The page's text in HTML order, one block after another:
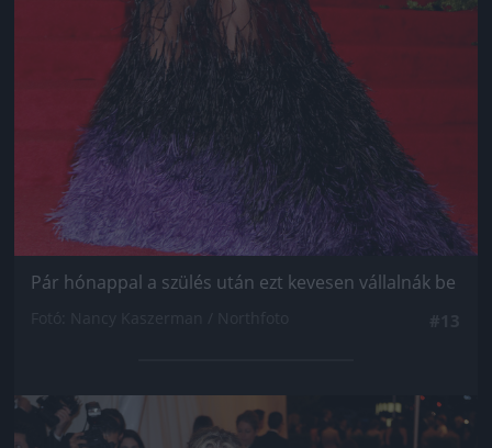
Pár hónappal a szülés után ezt kevesen vállalnák be
Jön még kép!